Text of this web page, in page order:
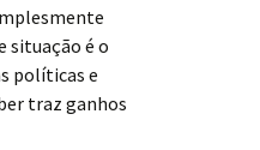
situação é o
políticas e
traz ganhos